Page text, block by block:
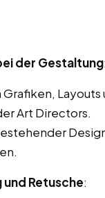
der Gestaltung:
Grafiken,
Art Directors.
Retusche: